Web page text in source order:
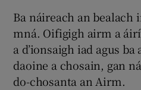
Ba náireach an bealach
mná. Oifigigh airm a
a d’ionsaigh iad agus
daoine a chosain, gan
do-chosanta an Airm.